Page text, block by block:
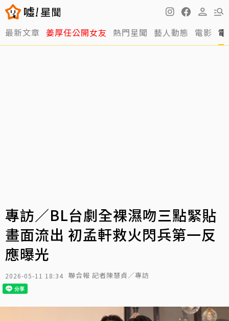
最新文章 姜厚任公開女友 熱門星聞 藝人動態 電影
專訪／BL台劇全裸濕吻三點緊貼
畫面流出 初孟軒救火閃兵第一反
應曝光
2026-05-11 18:34 聯合報 記者陳慧貞／專訪